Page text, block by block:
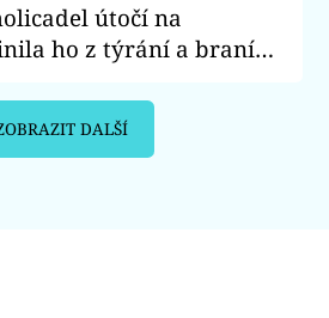
útočí na
ho z týrání a braní
DALŠÍ